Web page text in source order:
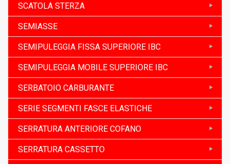
SCATOLA STERZA
SEMIASSE
SEMIPULEGGIA FISSA SUPERIORE IBC
SEMIPULEGGIA MOBILE SUPERIORE IBC
SERBATOIO CARBURANTE
SERIE SEGMENTI FASCE ELASTICHE
SERRATURA ANTERIORE COFANO
SERRATURA CASSETTO